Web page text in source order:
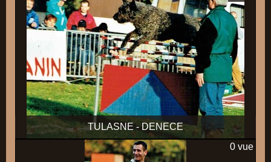
TULASNE - DENECE
0 vue